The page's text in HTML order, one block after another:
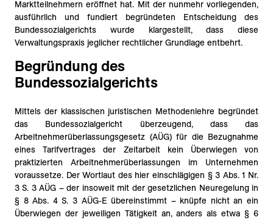
Marktteilnehmern eröffnet hat. Mit der nunmehr vorliegenden,
ausführlich und fundiert begründeten Entscheidung des
Bundessozialgerichts wurde klargestellt, dass diese
Verwaltungspraxis jeglicher rechtlicher Grundlage entbehrt.
Begründung des
Bundessozialgerichts
Mittels der klassischen juristischen Methodenlehre begründet
das Bundessozialgericht überzeugend, dass das
Arbeitnehmerüberlassungsgesetz (AÜG) für die Bezugnahme
eines Tarifvertrages der Zeitarbeit kein Überwiegen von
praktizierten Arbeitnehmerüberlassungen im Unternehmen
voraussetze. Der Wortlaut des hier einschlägigen § 3 Abs. 1 Nr.
3 S. 3 AÜG – der insoweit mit der gesetzlichen Neuregelung in
§ 8 Abs. 4 S. 3 AÜG-E übereinstimmt – knüpfe nicht an ein
Überwiegen der jeweiligen Tätigkeit an, anders als etwa § 6